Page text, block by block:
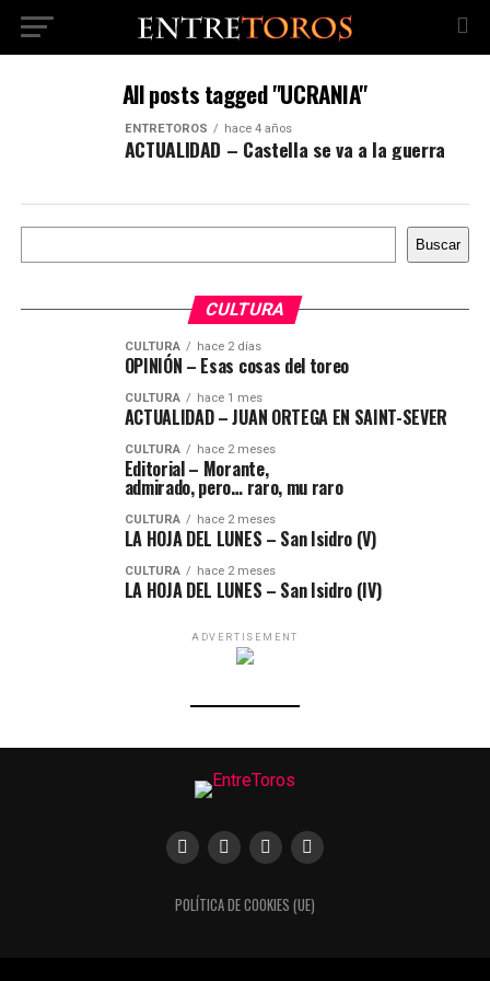
All posts tagged "UCRANIA"
ENTRETOROS hace 4 años
ACTUALIDAD – Castella se va a la guerra
Buscar
Buscar
CULTURA
CULTURA hace 2 días
OPINIÓN – Esas cosas del toreo
CULTURA hace 1 mes
ACTUALIDAD – JUAN ORTEGA EN SAINT-SEVER
CULTURA hace 2 meses
Editorial – Morante,
admirado, pero… raro, mu raro
CULTURA hace 2 meses
LA HOJA DEL LUNES – San Isidro (V)
CULTURA hace 2 meses
LA HOJA DEL LUNES – San Isidro (IV)
ADVERTISEMENT
POLÍTICA DE COOKIES (UE)